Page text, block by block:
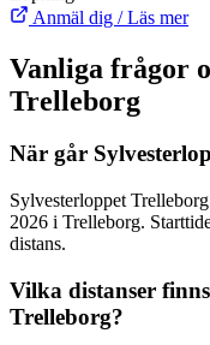
Anmäl dig / Läs mer
Vanliga frågor
Trelleborg
När går
Sylvesterloppet
2026 i Trelleborg.
distans.
Vilka distanser
Trelleborg?